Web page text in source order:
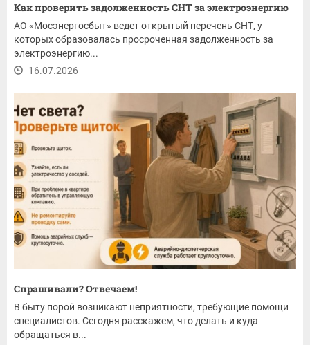
Как проверить задолженность СНТ за электроэнергию
АО «Мосэнергосбыт» ведет открытый перечень СНТ, у
которых образовалась просроченная задолженность за
электроэнергию...
16.07.2026
Спрашивали? Отвечаем!
В быту порой возникают неприятности, требующие помощи
специалистов. Сегодня расскажем, что делать и куда
обращаться в...